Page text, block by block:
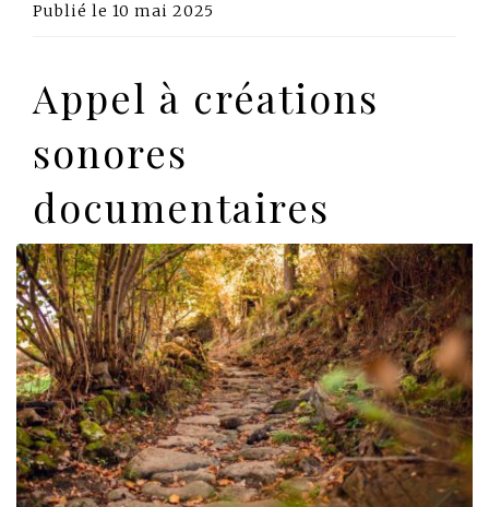
Publié le 10 mai 2025
Appel à créations
sonores
documentaires